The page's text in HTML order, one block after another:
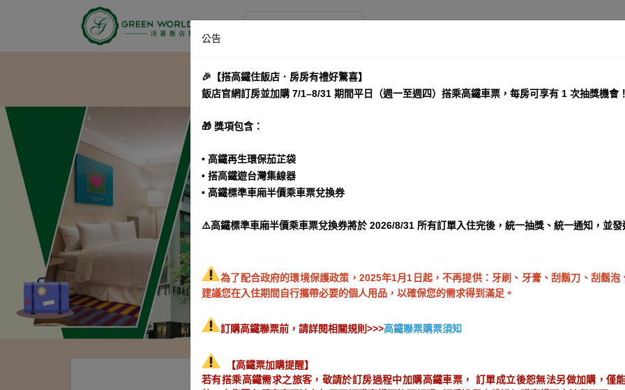
公告
🎉【搭高鐵住飯店．房房有禮好驚喜】
飯店官網訂房並加購 7/1–8/31 期間平日（週一至週四）搭乘高鐵車票，每房可享有 1 次抽獎機會
🎁 獎項包含：
• 高鐵再生環保茄芷袋
• 搭高鐵遊台灣集線器
• 高鐵標準車廂半價乘車票兌換券
⚠️高鐵標準車廂半價乘車票兌換券將於 2026/8/31 所有訂單入住完後，統一抽獎、統一通知，並發
為了配合政府的環境保護政策，2025年1月1日起，不再提供：牙刷、牙膏、刮鬍刀、刮鬍泡
建議您在入住期間自行攜帶必要的個人用品，以確保您的需求得到滿足。
訂購高鐵聯票前，請詳閱相關規則>>>高鐵聯票購票須知
【高鐵票加購提醒】
若有搭乘高鐵需求之旅客，敬請於訂房過程中加購高鐵車票， 訂單成立後恕無法另做加購，僅